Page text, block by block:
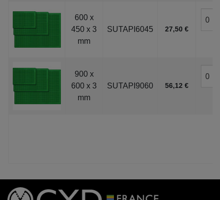
600 x
450 x 3
mm
SUTAPI6045 27,50 €
900 x
600 x 3
mm
SUTAPI9060 56,12 €